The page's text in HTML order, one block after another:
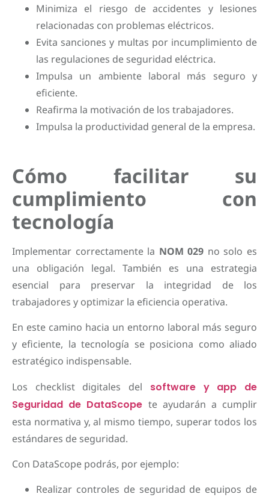
Minimiza el riesgo de accidentes y lesiones
relacionadas con problemas eléctricos.
Evita sanciones y multas por incumplimiento de
las regulaciones de seguridad eléctrica.
Impulsa un ambiente laboral más seguro y
eficiente.
Reafirma la motivación de los trabajadores.
Impulsa la productividad general de la empresa.
Cómo facilitar su
cumplimiento con
tecnología
Implementar correctamente la NOM 029 no solo es
una obligación legal. También es una estrategia
esencial para preservar la integridad de los
trabajadores y optimizar la eficiencia operativa.
En este camino hacia un entorno laboral más seguro
y eficiente, la tecnología se posiciona como aliado
estratégico indispensable.
Los checklist digitales del software y app de
Seguridad de DataScope te ayudarán a cumplir
esta normativa y, al mismo tiempo, superar todos los
estándares de seguridad.
Con DataScope podrás, por ejemplo:
Realizar controles de seguridad de equipos de